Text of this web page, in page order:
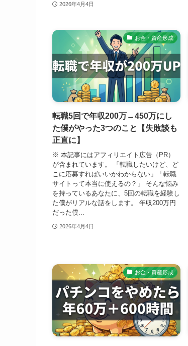
2026年4月4日
お金・資産形成
転職5回で年収200万→450万にし
た僕がやった3つのこと【失敗談も
正直に】
※ 本記事にはアフィリエイト広告（PR）
が含まれています。 「転職したいけど、ど
こに応募すればいいかわからない」「転職
サイトって本当に使えるの？」 そんな悩み
を持っているあなたに、5回の転職を経験し
た僕がリアルな話をします。 年収200万円
だった僕...
2026年4月4日
お金・資産形成